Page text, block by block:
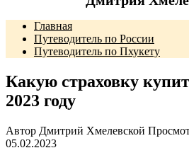
Главная
Путеводитель по России
Путеводитель по Пхукету
Какую страховку
2023 году
Автор Дмитрий Хмелевской
05.02.2023